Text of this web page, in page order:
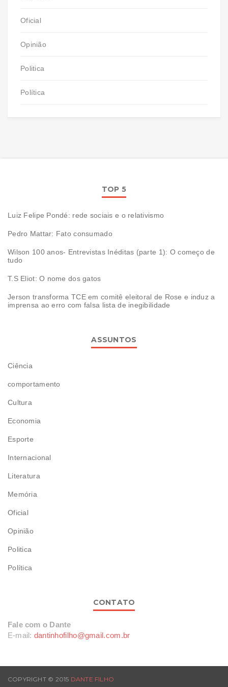
Oficial
Opinião
Politica
Política
TOP 5
Luiz Felipe Pondé: rede sociais e o relativismo
Pedro Mattar: Fato consumado
Wilson 100 anos- Entrevistas Inéditas (parte 1): O começo de
tudo
T.S Eliot: O nome dos gatos
Jerson transforma TCE em comitê eleitoral de Rose e induz a
imprensa ao erro com falsa lista de inegibilidade
ASSUNTOS
Ciência
comportamento
Cultura
Economia
Esporte
Internacional
Literatura
Memória
Oficial
Opinião
Politica
Política
CONTATO
Fale com o Dante
E-mail: dantinhofilho@gmail.com.br
COPYRIGHT © 2015 DANTE FILHO